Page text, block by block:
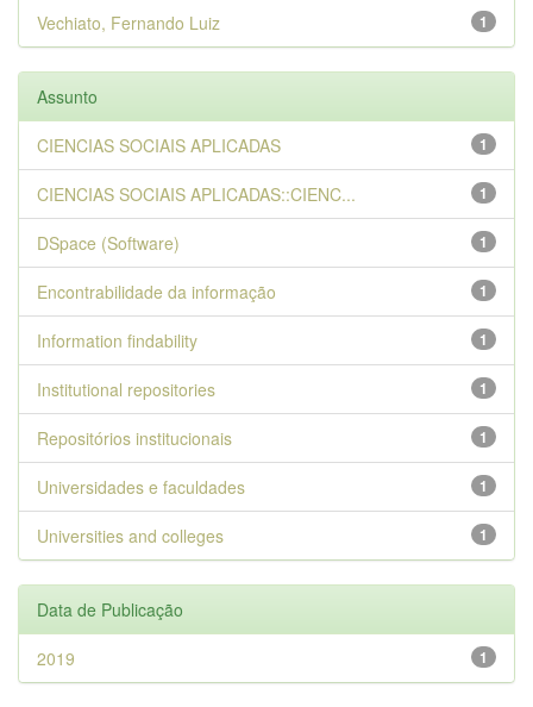
1
Vechiato, Fernando Luiz
Assunto
1
CIENCIAS SOCIAIS APLICADAS
1
CIENCIAS SOCIAIS APLICADAS::CIENC...
1
DSpace (Software)
1
Encontrabilidade da informação
1
Information findability
1
Institutional repositories
1
Repositórios institucionais
1
Universidades e faculdades
1
Universities and colleges
Data de Publicação
1
2019